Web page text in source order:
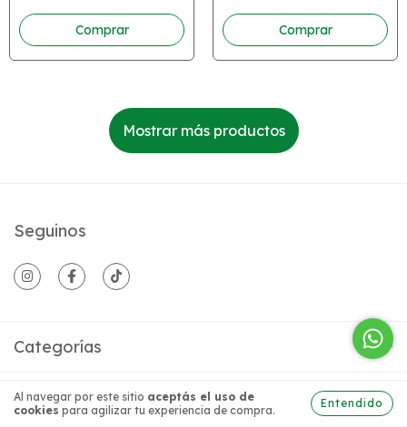
Al navegar por este sitio aceptás el uso de
cookies para agilizar tu experiencia de compra.
Entendido
Mostrar más productos
Seguinos
Categorías
Contactános